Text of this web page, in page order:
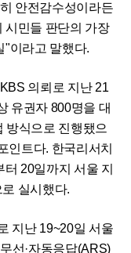
안전감수성이라든
시민들 판단의 가장
"이라고 말했다.
의뢰로 지난 21
유권자 800명을 대
방식으로 진행됐으
인트다. 한국리서치
20일까지 서울 지
실시했다.
지난 19~20일 서울
선·자동응답(ARS)